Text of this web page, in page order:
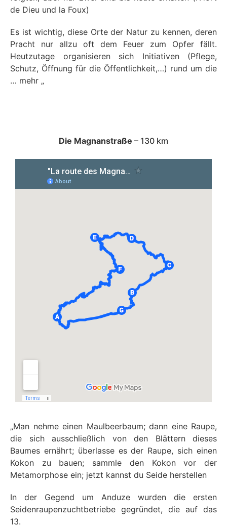
de Dieu und la Foux)
Es ist wichtig, diese Orte der Natur zu kennen, deren
Pracht nur allzu oft dem Feuer zum Opfer fällt.
Heutzutage organisieren sich Initiativen (Pflege,
Schutz, Öffnung für die Öffentlichkeit,…) rund um die
… mehr „
Die Magnanstraße – 130 km
„Man nehme einen Maulbeerbaum; dann eine Raupe,
die sich ausschließlich von den Blättern dieses
Baumes ernährt; überlasse es der Raupe, sich einen
Kokon zu bauen; sammle den Kokon vor der
Metamorphose ein; jetzt kannst du Seide herstellen
In der Gegend um Anduze wurden die ersten
Seidenraupenzuchtbetriebe gegründet, die auf das
13.